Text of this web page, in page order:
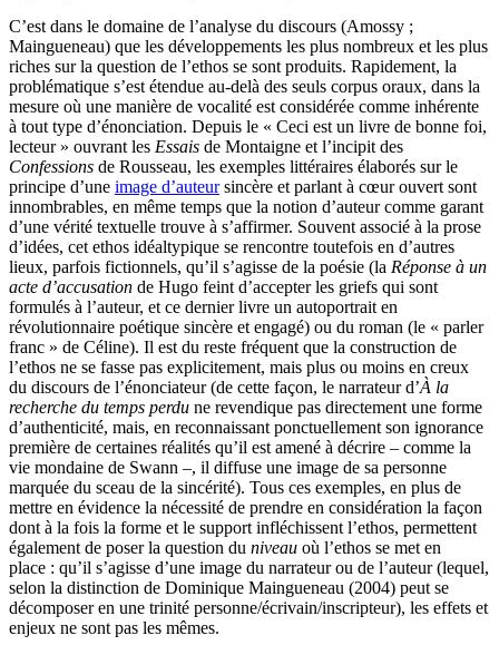
C’est dans le domaine de l’analyse du discours (Amossy ;
Maingueneau) que les développements les plus nombreux et les plus
riches sur la question de l’ethos se sont produits. Rapidement, la
problématique s’est étendue au-delà des seuls corpus oraux, dans la
mesure où une manière de vocalité est considérée comme inhérente
à tout type d’énonciation. Depuis le « Ceci est un livre de bonne foi,
lecteur » ouvrant les Essais de Montaigne et l’incipit des
Confessions de Rousseau, les exemples littéraires élaborés sur le
principe d’une image d’auteursincère et parlant à cœur ouvert sont
innombrables, en même temps que la notion d’auteur comme garant
d’une vérité textuelle trouve à s’affirmer. Souvent associé à la prose
d’idées, cet ethos idéaltypique se rencontre toutefois en d’autres
lieux, parfois fictionnels, qu’il s’agisse de la poésie (la Réponse à un
acte d’accusation de Hugo feint d’accepter les griefs qui sont
formulés à l’auteur, et ce dernier livre un autoportrait en
révolutionnaire poétique sincère et engagé) ou du roman (le « parler
franc » de Céline). Il est du reste fréquent que la construction de
l’ethos ne se fasse pas explicitement, mais plus ou moins en creux
du discours de l’énonciateur (de cette façon, le narrateur d’À la
recherche du temps perdu ne revendique pas directement une forme
d’authenticité, mais, en reconnaissant ponctuellement son ignorance
première de certaines réalités qu’il est amené à décrire – comme la
vie mondaine de Swann –, il diffuse une image de sa personne
marquée du sceau de la sincérité). Tous ces exemples, en plus de
mettre en évidence la nécessité de prendre en considération la façon
dont à la fois la forme et le support infléchissent l’ethos, permettent
également de poser la question du niveau où l’ethos se met en
place : qu’il s’agisse d’une image du narrateur ou de l’auteur (lequel,
selon la distinction de Dominique Maingueneau (2004) peut se
décomposer en une trinité personne/écrivain/inscripteur), les effets et
enjeux ne sont pas les mêmes.